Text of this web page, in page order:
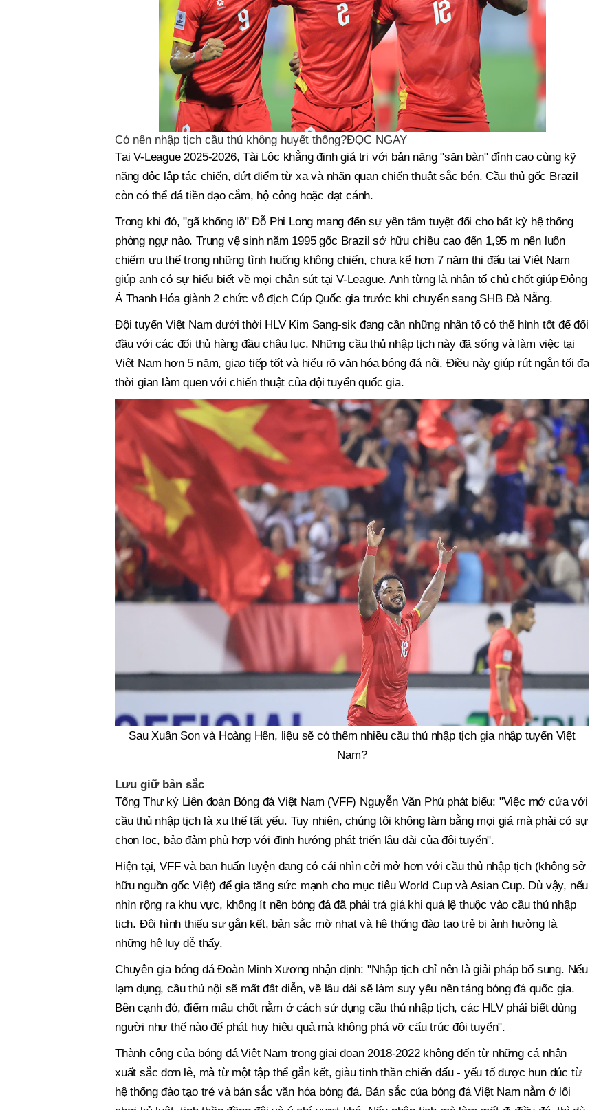
Có nên nhập tịch cầu thủ không huyết thống?ĐỌC NGAY
Tại V-League 2025-2026, Tài Lộc khẳng định giá trị với bản năng "săn bàn" đỉnh cao cùng kỹ
năng độc lập tác chiến, dứt điểm từ xa và nhãn quan chiến thuật sắc bén. Cầu thủ gốc Brazil
còn có thể đá tiền đạo cắm, hộ công hoặc dạt cánh.
Trong khi đó, "gã khổng lồ" Đỗ Phi Long mang đến sự yên tâm tuyệt đối cho bất kỳ hệ thống
phòng ngự nào. Trung vệ sinh năm 1995 gốc Brazil sở hữu chiều cao đến 1,95 m nên luôn
chiếm ưu thế trong những tình huống không chiến, chưa kể hơn 7 năm thi đấu tại Việt Nam
giúp anh có sự hiểu biết về mọi chân sút tại V-League. Anh từng là nhân tố chủ chốt giúp Đông
Á Thanh Hóa giành 2 chức vô địch Cúp Quốc gia trước khi chuyển sang SHB Đà Nẵng.
Đội tuyển Việt Nam dưới thời HLV Kim Sang-sik đang cần những nhân tố có thể hình tốt để đối
đầu với các đối thủ hàng đầu châu lục. Những cầu thủ nhập tịch này đã sống và làm việc tại
Việt Nam hơn 5 năm, giao tiếp tốt và hiểu rõ văn hóa bóng đá nội. Điều này giúp rút ngắn tối đa
thời gian làm quen với chiến thuật của đội tuyển quốc gia.
Sau Xuân Son và Hoàng Hên, liệu sẽ có thêm nhiều cầu thủ nhập tịch gia nhập tuyển Việt
Nam?
Lưu giữ bản sắc
Tổng Thư ký Liên đoàn Bóng đá Việt Nam (VFF) Nguyễn Văn Phú phát biểu: "Việc mở cửa với
cầu thủ nhập tịch là xu thế tất yếu. Tuy nhiên, chúng tôi không làm bằng mọi giá mà phải có sự
chọn lọc, bảo đảm phù hợp với định hướng phát triển lâu dài của đội tuyển".
Hiện tại, VFF và ban huấn luyện đang có cái nhìn cởi mở hơn với cầu thủ nhập tịch (không sở
hữu nguồn gốc Việt) để gia tăng sức mạnh cho mục tiêu World Cup và Asian Cup. Dù vậy, nếu
nhìn rộng ra khu vực, không ít nền bóng đá đã phải trả giá khi quá lệ thuộc vào cầu thủ nhập
tịch. Đội hình thiếu sự gắn kết, bản sắc mờ nhạt và hệ thống đào tạo trẻ bị ảnh hưởng là
những hệ lụy dễ thấy.
Chuyên gia bóng đá Đoàn Minh Xương nhận định: "Nhập tịch chỉ nên là giải pháp bổ sung. Nếu
lạm dụng, cầu thủ nội sẽ mất đất diễn, về lâu dài sẽ làm suy yếu nền tảng bóng đá quốc gia.
Bên cạnh đó, điểm mấu chốt nằm ở cách sử dụng cầu thủ nhập tịch, các HLV phải biết dùng
người như thế nào để phát huy hiệu quả mà không phá vỡ cấu trúc đội tuyển".
Thành công của bóng đá Việt Nam trong giai đoạn 2018-2022 không đến từ những cá nhân
xuất sắc đơn lẻ, mà từ một tập thể gắn kết, giàu tinh thần chiến đấu - yếu tố được hun đúc từ
hệ thống đào tạo trẻ và bản sắc văn hóa bóng đá. Bản sắc của bóng đá Việt Nam nằm ở lối